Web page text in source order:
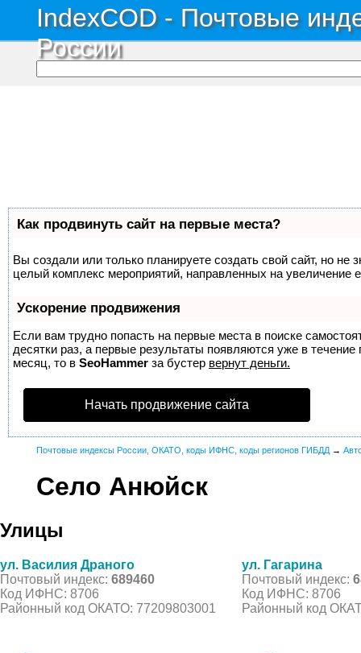
IndexCOD - Почтовые
России
Как продвинуть сайт на первые места?
Вы создали или только планируете создать свой сайт, но не
целый комплекс мероприятий, направленных на увеличение
Ускорение продвижения
Если вам трудно попасть на первые места в поиске
десятки раз, а первые результаты появляются уже в
месяц, то в SeoHammer за бустер вернут деньги.
Начать продвижение сайта
Почтовые индексы России, ОКАТО, коды ИФНС, коды регионов ГИБДД →
Село Анюйск
Улицы
ул. Василия Драного
Почтовый индекс: 689460
Код ИФНС: 8706
Районный код ОКАТО: 77209803001
ул. Гагарина
Почтовый индекс:
Код ИФНС: 8706
Районный код